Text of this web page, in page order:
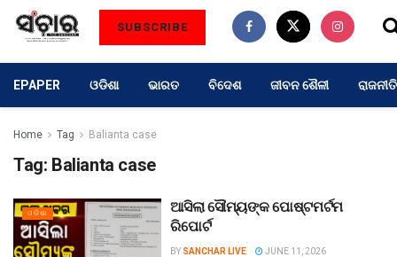
SUBSCRIBE
EPAPER ଓଡିଶା ଭାରତ ବିଦେଶ ଜୀବନ ଶୈଳୀ ରାଜନୀତି
Home Tag Balianta case
Tag: Balianta case
ଓଡିଶା ଆସିଲା ସୌମ୍ୟଙ୍କ ପୋଷ୍ଟମର୍ଟମ
ରିପୋର୍ଟ
BY SANCHAR LIVE JUNE 11, 2026